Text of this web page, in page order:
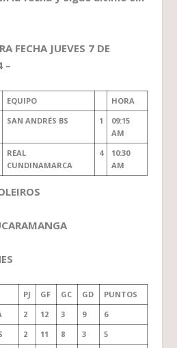
FECHA JUEVES 7 DE
–
EQUIPO
HORA
SAN ANDRÉS BS 1
09:15
AM
REAL
CUNDINAMARCA
4
10:30
AM
PJ GF GC GD
PUNTOS
2 12 3 9
6
2 11 8 3
5